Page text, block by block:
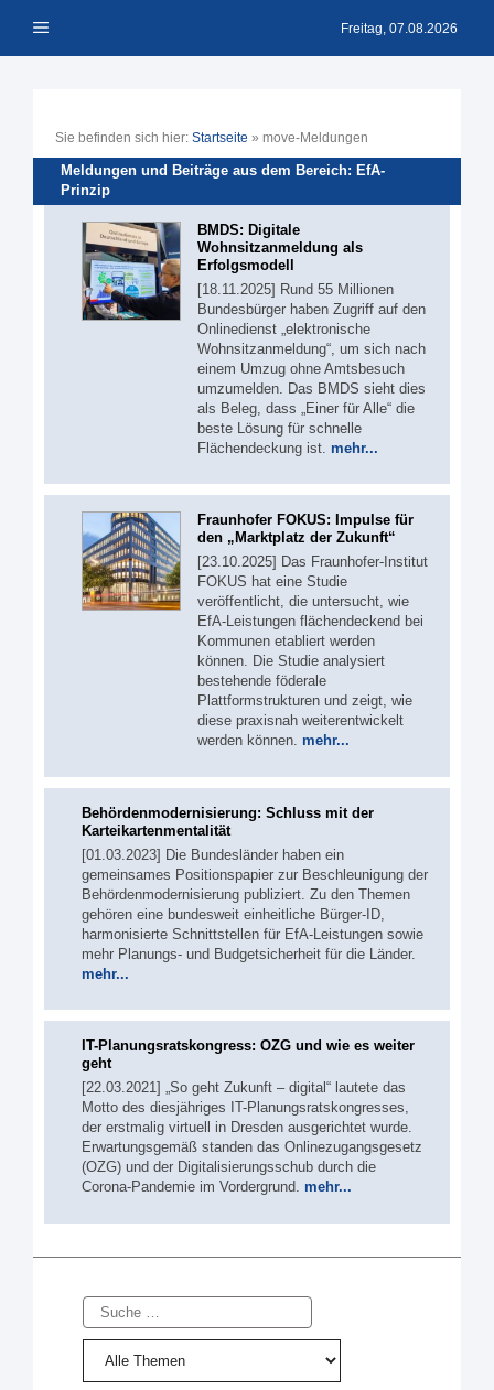
Inhalt Menü Freitag, 07.08.2026
Sie befinden sich hier: Startseite » move-Meldungen
Meldungen und Beiträge aus dem Bereich: EfA-
Prinzip
BMDS: Digitale
Wohnsitzanmeldung als
Erfolgsmodell
[18.11.2025] Rund 55 Millionen
Bundesbürger haben Zugriff auf den
Onlinedienst „elektronische
Wohnsitzanmeldung“, um sich nach
einem Umzug ohne Amtsbesuch
umzumelden. Das BMDS sieht dies
als Beleg, dass „Einer für Alle“ die
beste Lösung für schnelle
Flächendeckung ist. mehr...
Fraunhofer FOKUS: Impulse für
den „Marktplatz der Zukunft“
[23.10.2025] Das Fraunhofer-Institut
FOKUS hat eine Studie
veröffentlicht, die untersucht, wie
EfA-Leistungen flächendeckend bei
Kommunen etabliert werden
können. Die Studie analysiert
bestehende föderale
Plattformstrukturen und zeigt, wie
diese praxisnah weiterentwickelt
werden können. mehr...
Behördenmodernisierung: Schluss mit der
Karteikartenmentalität
[01.03.2023] Die Bundesländer haben ein
gemeinsames Positionspapier zur Beschleunigung der
Behördenmodernisierung publiziert. Zu den Themen
gehören eine bundesweit einheitliche Bürger-ID,
harmonisierte Schnittstellen für EfA-Leistungen sowie
mehr Planungs- und Budgetsicherheit für die Länder.
mehr...
IT-Planungsratskongress: OZG und wie es weiter
geht
[22.03.2021] „So geht Zukunft – digital“ lautete das
Motto des diesjähriges IT-Planungsratskongresses,
der erstmalig virtuell in Dresden ausgerichtet wurde.
Erwartungsgemäß standen das Onlinezugangsgesetz
(OZG) und der Digitalisierungsschub durch die
Corona-Pandemie im Vordergrund. mehr...
Suche